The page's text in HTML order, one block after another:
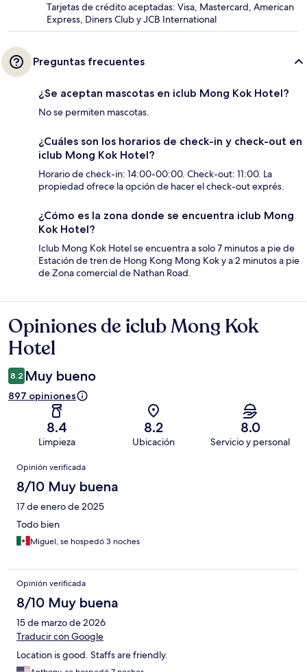
Tarjetas de crédito aceptadas: Visa, Mastercard, American
Express, Diners Club y JCB International
Preguntas frecuentes
¿Se aceptan mascotas en iclub Mong Kok Hotel?
No se permiten mascotas.
¿Cuáles son los horarios de check-in y check-out en
iclub Mong Kok Hotel?
Horario de check-in: 14:00-00:00. Check-out: 11:00. La
propiedad ofrece la opción de hacer el check-out exprés.
¿Cómo es la zona donde se encuentra iclub Mong
Kok Hotel?
Iclub Mong Kok Hotel se encuentra a solo 7 minutos a pie de
Estación de tren de Hong Kong Mong Kok y a 2 minutos a pie
de Zona comercial de Nathan Road.
Opiniones
Opiniones de iclub Mong Kok
Hotel
8.2 Muy bueno
897 opiniones
8.4
Limpieza
8.2
Ubicación
8.0
Servicio y personal
Opiniones
Opinión verificada
8/10 Muy buena
17 de enero de 2025
Todo bien
Miguel, se hospedó 3 noches
Opinión verificada
8/10 Muy buena
15 de marzo de 2026
Traducir con Google
Location is good. Staffs are friendly.